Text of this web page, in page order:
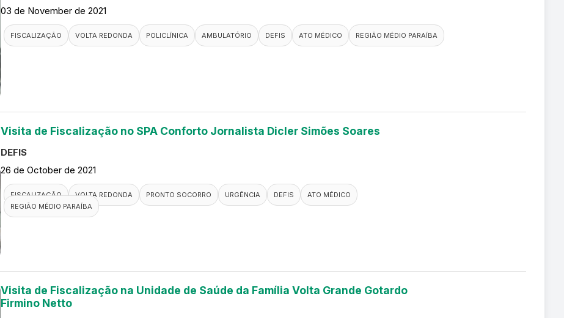
03 de November de 2021
FISCALIZAÇÃO VOLTA REDONDA POLICLÍNICA AMBULATÓRIO DEFIS ATO MÉDICO REGIÃO MÉDIO PARAÍBA
Visita de Fiscalização no SPA Conforto Jornalista Dicler Simões Soares
DEFIS
26 de October de 2021
FISCALIZAÇÃO VOLTA REDONDA PRONTO SOCORRO URGÊNCIA DEFIS
ATO MÉDICO
REGIÃO MÉDIO PARAÍBA
Visita de Fiscalização na Unidade de Saúde da Família Volta Grande Gotardo
Firmino Netto